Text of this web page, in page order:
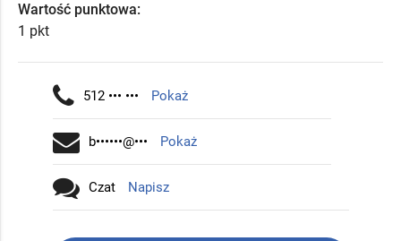
Wartość punktowa:
1 pkt
512 ••• ••• Pokaż
b••••••@••• Pokaż
Czat Napisz